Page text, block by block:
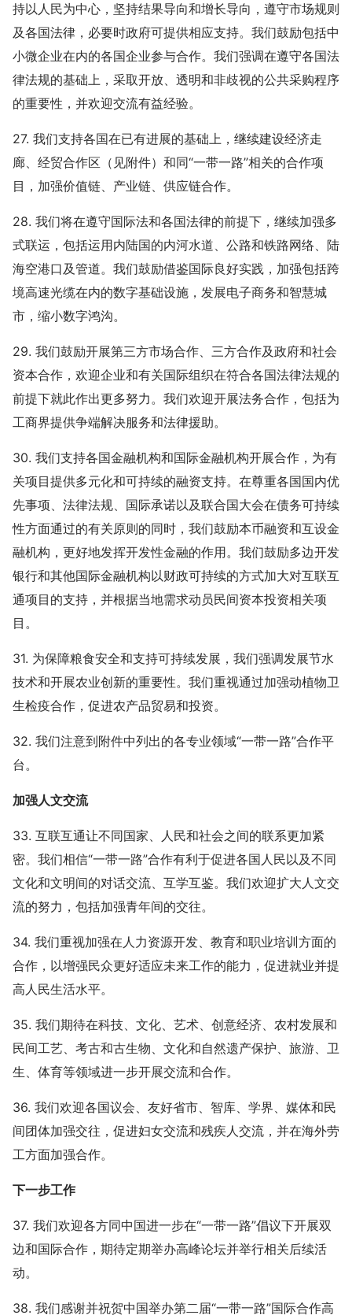
持以人民为中心，坚持结果导向和增长导向，遵守市场规则
及各国法律，必要时政府可提供相应支持。我们鼓励包括中
小微企业在内的各国企业参与合作。我们强调在遵守各国法
律法规的基础上，采取开放、透明和非歧视的公共采购程序
的重要性，并欢迎交流有益经验。
27. 我们支持各国在已有进展的基础上，继续建设经济走
廊、经贸合作区（见附件）和同“一带一路”相关的合作项
目，加强价值链、产业链、供应链合作。
28. 我们将在遵守国际法和各国法律的前提下，继续加强多
式联运，包括运用内陆国的内河水道、公路和铁路网络、陆
海空港口及管道。我们鼓励借鉴国际良好实践，加强包括跨
境高速光缆在内的数字基础设施，发展电子商务和智慧城
市，缩小数字鸿沟。
29. 我们鼓励开展第三方市场合作、三方合作及政府和社会
资本合作，欢迎企业和有关国际组织在符合各国法律法规的
前提下就此作出更多努力。我们欢迎开展法务合作，包括为
工商界提供争端解决服务和法律援助。
30. 我们支持各国金融机构和国际金融机构开展合作，为有
关项目提供多元化和可持续的融资支持。在尊重各国国内优
先事项、法律法规、国际承诺以及联合国大会在债务可持续
性方面通过的有关原则的同时，我们鼓励本币融资和互设金
融机构，更好地发挥开发性金融的作用。我们鼓励多边开发
银行和其他国际金融机构以财政可持续的方式加大对互联互
通项目的支持，并根据当地需求动员民间资本投资相关项
目。
31. 为保障粮食安全和支持可持续发展，我们强调发展节水
技术和开展农业创新的重要性。我们重视通过加强动植物卫
生检疫合作，促进农产品贸易和投资。
32. 我们注意到附件中列出的各专业领域“一带一路”合作平
台。
加强人文交流
33. 互联互通让不同国家、人民和社会之间的联系更加紧
密。我们相信“一带一路”合作有利于促进各国人民以及不同
文化和文明间的对话交流、互学互鉴。我们欢迎扩大人文交
流的努力，包括加强青年间的交往。
34. 我们重视加强在人力资源开发、教育和职业培训方面的
合作，以增强民众更好适应未来工作的能力，促进就业并提
高人民生活水平。
35. 我们期待在科技、文化、艺术、创意经济、农村发展和
民间工艺、考古和古生物、文化和自然遗产保护、旅游、卫
生、体育等领域进一步开展交流和合作。
36. 我们欢迎各国议会、友好省市、智库、学界、媒体和民
间团体加强交往，促进妇女交流和残疾人交流，并在海外劳
工方面加强合作。
下一步工作
37. 我们欢迎各方同中国进一步在“一带一路”倡议下开展双
边和国际合作，期待定期举办高峰论坛并举行相关后续活
动。
38. 我们感谢并祝贺中国举办第二届“一带一路”国际合作高